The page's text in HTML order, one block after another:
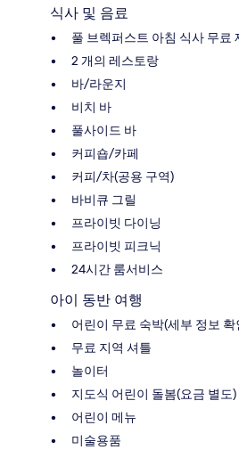
식사 및 음료
풀 브렉퍼스트 아침 식사 무료
2 개의 레스토랑
바/라운지
비치 바
풀사이드 바
커피숍/카페
커피/차(공용 구역)
바비큐 그릴
프라이빗 다이닝
프라이빗 피크닉
24시간 룸서비스
아이 동반 여행
어린이 무료 숙박(세부 정보 확
무료 지역 셔틀
놀이터
지도식 어린이 돌봄(요금 별도)
어린이 메뉴
미술용품